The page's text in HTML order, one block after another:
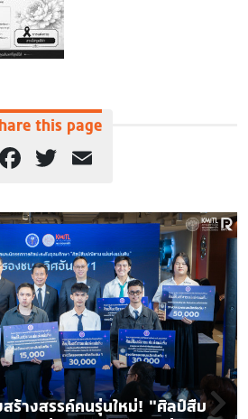
this page
Facebook
Twitter
ร้างสรรค์คนรุ่นใหม่! “ศิลป์สืบ